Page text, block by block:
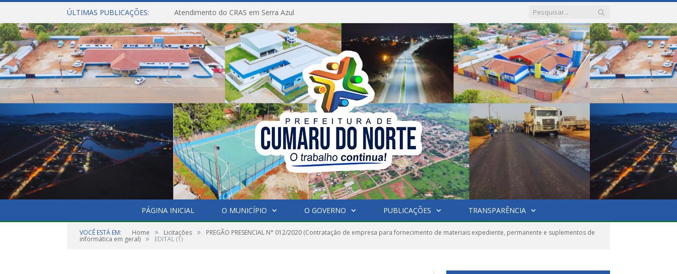
ÚLTIMAS PUBLICAÇÕES: Atendimento do CRAS em Serra Azul
PÁGINA INICIAL O MUNICÍPIO O GOVERNO PUBLICAÇÕES TRANSPARÊNCIA
VOCÊ ESTÁ EM: Home » Licitações » PREGÃO PRESENCIAL N° 012/2020 (Contratação de empresa para fornecimento de materiais expediente, permanente e suplementos de
informática em geral) » EDITAL (1)